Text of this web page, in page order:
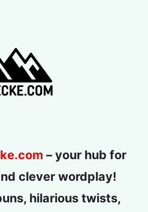
– your hub for
clever wordplay!
hilarious twists,